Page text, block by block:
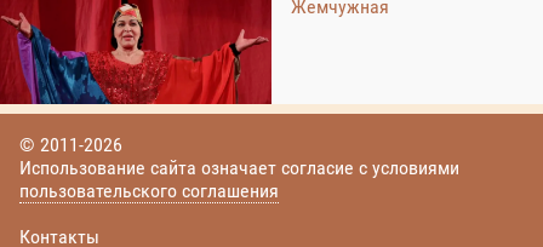
Жемчужная
© 2011-2026
Использование сайта означает согласие с условиями
пользовательского соглашения
Контакты